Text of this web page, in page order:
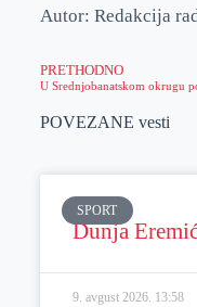
Autor: Redakcija
PRETHODNO
POVEZANE vesti
SPORT
Dunja
9. avgust 2026. 13:58